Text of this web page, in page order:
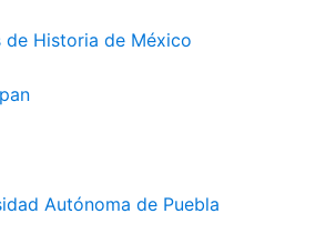
de Historia de México
Autónoma de Puebla